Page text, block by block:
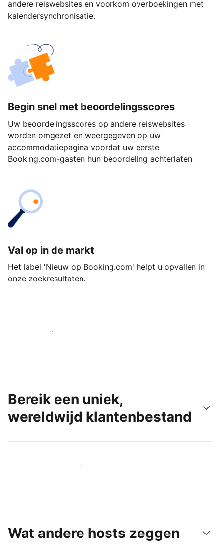
andere reiswebsites en voorkom overboekingen met
kalendersynchronisatie.
Begin snel met beoordelingsscores
Uw beoordelingsscores op andere reiswebsites
worden omgezet en weergegeven op uw
accommodatiepagina voordat uw eerste
Booking.com-gasten hun beoordeling achterlaten.
Val op in de markt
Het label 'Nieuw op Booking.com' helpt u opvallen in
onze zoekresultaten.
Begin vandaag nog
Bereik een uniek,
wereldwijd klantenbestand
Bereik vandaag nog nieuwe gasten
Wat andere hosts zeggen